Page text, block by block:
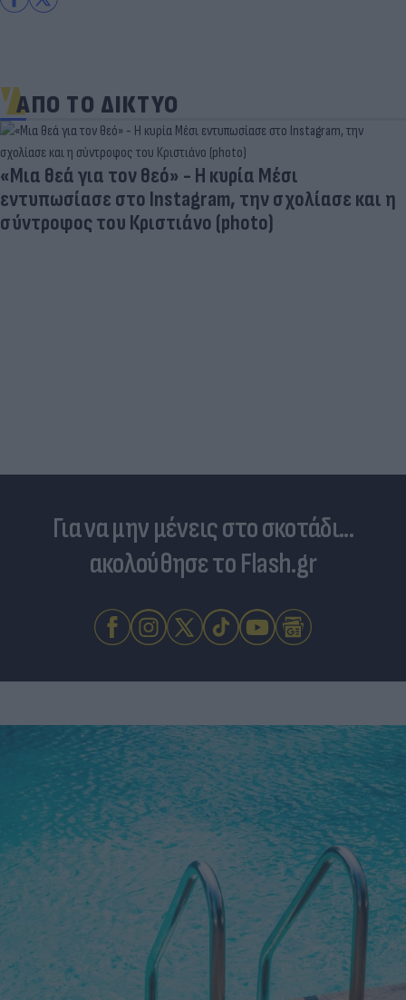
ΑΠΟ ΤΟ ΔΙΚΤΥΟ
«Μια θεά για τον θεό» - Η κυρία Μέσι
εντυπωσίασε στο Instagram, την σχολίασε και η
σύντροφος του Κριστιάνο (photo)
Για να μην μένεις στο σκοτάδι...
ακολούθησε το Flash.gr